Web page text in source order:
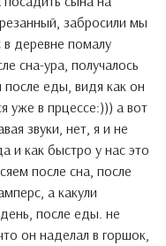
забросили мы
деревне помалу
сна-ура, получалось
после еды, видя как он
уже в прцессе:))) а вот
звуки, нет, я и не
и как быстро у нас это
после сна, после
а какули
после еды. не
он наделал в горшок,